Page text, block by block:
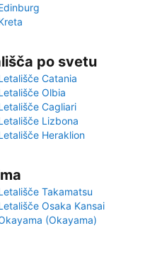
po svetu
Catania
Olbia
Cagliari
Lizbona
Heraklion
Takamatsu
Osaka Kansai
(Okayama)